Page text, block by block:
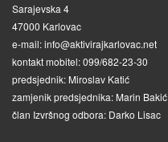
Sarajevska 4
47000 Karlovac
e-mail: info@aktivirajkarlovac.net
kontakt mobitel: 099/682-23-30
predsjednik: Miroslav Katić
zamjenik predsjednika: Marin Bakić
član Izvršnog odbora: Darko Lisac